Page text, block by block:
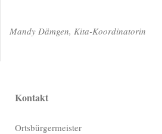
Mandy Dämgen, Kita-Koordinatorin
Kontakt
Ortsbürgermeister